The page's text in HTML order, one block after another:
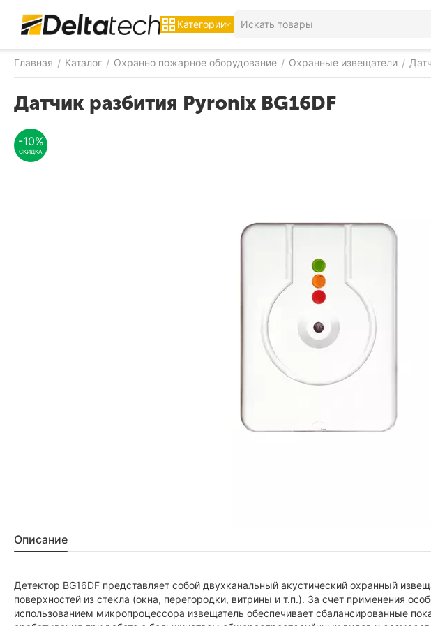
Категории
Главная / Каталог / Охранно пожарное оборудование / Охранные извещатели /
Датчик разбития Pyronix BG16DF
-10%
СКИДКА
Описание
Детектор BG16DF представляет собой двухканальный акустический охранный
поверхностей из стекла (окна, перегородки, витрины и т.п.). За счет применения
использованием микропроцессора извещатель обеспечивает сбалансированные